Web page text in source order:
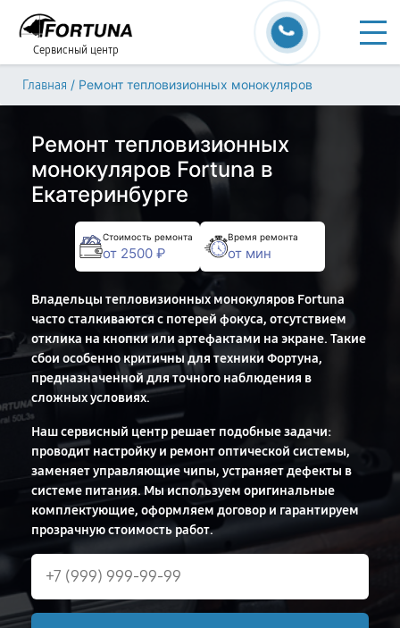
Сервисный центр
Главная / Ремонт тепловизионных монокуляров
Ремонт тепловизионных
монокуляров Fortuna в
Екатеринбурге
Стоимость ремонта
от 2500 ₽
Время ремонта
от мин
Владельцы тепловизионных монокуляров Fortuna
часто сталкиваются с потерей фокуса, отсутствием
отклика на кнопки или артефактами на экране. Такие
сбои особенно критичны для техники Фортуна,
предназначенной для точного наблюдения в
сложных условиях.
Наш сервисный центр решает подобные задачи:
проводит настройку и ремонт оптической системы,
заменяет управляющие чипы, устраняет дефекты в
системе питания. Мы используем оригинальные
комплектующие, оформляем договор и гарантируем
прозрачную стоимость работ.